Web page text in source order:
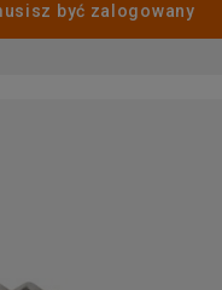
być zalogowany